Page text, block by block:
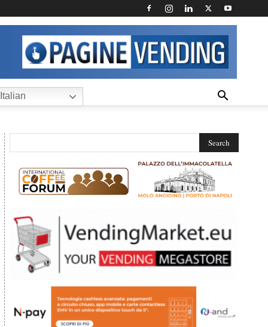
Italian